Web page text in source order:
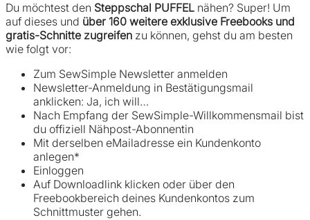
Du möchtest den Steppschal PUFFEL nähen? Super! Um
auf dieses und über 160 weitere exklusive Freebooks und
gratis-Schnitte zugreifen zu können, gehst du am besten
wie folgt vor:
Zum SewSimple Newsletter anmelden
Newsletter-Anmeldung in Bestätigungsmail
anklicken: Ja, ich will…
Nach Empfang der SewSimple-Willkommensmail bist
du offiziell Nähpost-Abonnentin
Mit derselben eMailadresse ein Kundenkonto
anlegen*
Einloggen
Auf Downloadlink klicken oder über den
Freebookbereich deines Kundenkontos zum
Schnittmuster gehen.